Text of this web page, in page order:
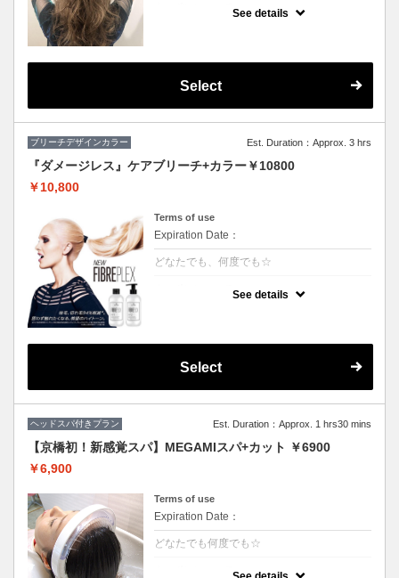
ハイライトと全体カラーの料金込みでお得♪
See details
Select
ブリーチデザインカラー Est. Duration：Approx. 3 hrs
『ダメージレス』ケアブリーチ+カラー￥10800
￥10,800
Terms of use
Expiration Date：
どなたでも、何度でも☆
See details
Select
ヘッドスパ付きプラン Est. Duration：Approx. 1 hrs30 mins
【京橋初！新感覚スパ】MEGAMIスパ+カット ￥6900
￥6,900
Terms of use
Expiration Date：
どなたでも何度でも☆